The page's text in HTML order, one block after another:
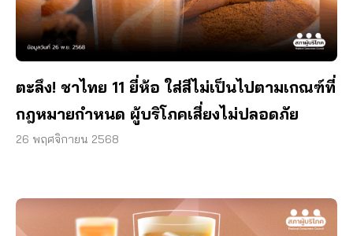
ตะลึง! ชาไทย 11 ยี่ห้อ ใส่สีไม่เป็นไปตามเกณฑ์ที่
กฎหมายกำหนด ผู้บริโภคเสี่ยงไม่ปลอดภัย
26 พฤศจิกายน 2568